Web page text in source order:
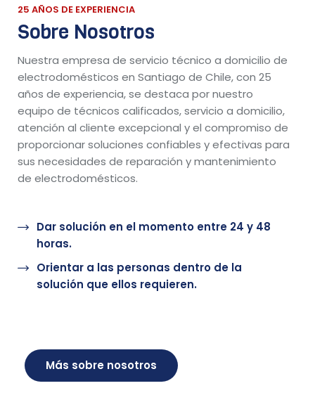
25 AÑOS DE EXPERIENCIA
Sobre Nosotros
Nuestra empresa de servicio técnico a domicilio de
electrodomésticos en Santiago de Chile, con 25
años de experiencia, se destaca por nuestro
equipo de técnicos calificados, servicio a domicilio,
atención al cliente excepcional y el compromiso de
proporcionar soluciones confiables y efectivas para
sus necesidades de reparación y mantenimiento
de electrodomésticos.
Dar solución en el momento entre 24 y 48
horas.
Orientar a las personas dentro de la
solución que ellos requieren.
Más sobre nosotros